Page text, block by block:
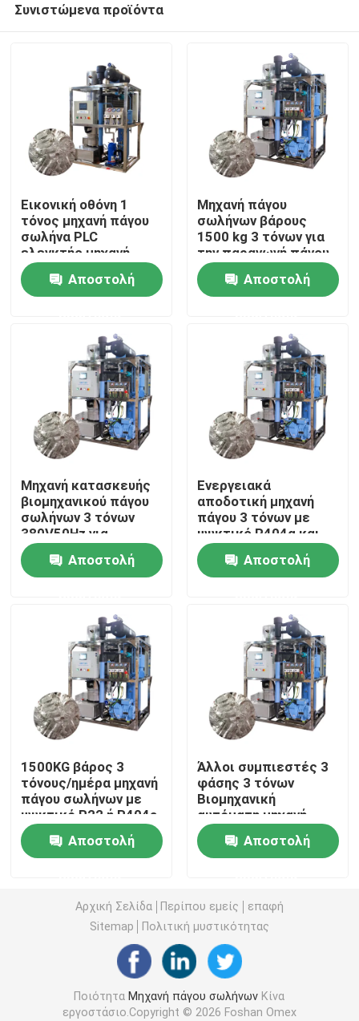
Προϊόντα
Εμφάνιση VR
Σχετικά με εμάς
Επισκέψεις στο εργοστάσιο
Έλεγχος ποιότητας
Επικοινωνήστε μαζί μας
Ζητήστε μια προσφορά
Μεγάλη μηχανή πάγου κύβους
Μηχανή φραγμών πάγου θαλασσινού νερού
Του γλυκού νερού ψυκτική μηχανή νιφάδων
Μηχανή πάγου με νιφάδες θαλασσινού νερού
εμπορική ψυκτική μηχανή κύβων
Μηχανή πάγου με πλάκες
Γρήγορο ψυγείο
Συνιστώμενα προϊόντα
Εικονική οθόνη 1
τόνος μηχανή πάγου
σωλήνα PLC
ελεγκτής μηχανή
πάγου σωλήνα
αυτοματοποιημένη
Αποστολή
Μηχανή πάγου
σωλήνων βάρους
1500 kg 3 τόνων για
την παραγωγή πάγου
τροφίμων σε
πωλήσεις και
απόδοση
Αποστολή
Μηχανή κατασκευής
βιομηχανικού πάγου
σωλήνων 3 τόνων
380V50Hz για
ξενοδοχεία και
εστιατόριαΑποστολή
Ενεργειακά
αποδοτική μηχανή
πάγου 3 τόνων με
ψυκτικό R404α και
μεγάλη
χωρητικότητα
Αποστολή
1500KG βάρος 3
τόνους/ημέρα μηχανή
πάγου σωλήνων με
ψυκτικό R22 ή R404a
Αποστολή
Άλλοι συμπιεστές 3
φάσης 3 τόνων
Βιομηχανική
αυτόματη μηχανή
κατασκευής
σωλήνων πάγου με
προσιτή τιμή
Αποστολή
Αρχική Σελίδα Περίπου εμείς
επαφή
Sitemap
Πολιτική μυστικότητας
Ποιότητα Μηχανή πάγου σωλήνων Κίνα
εργοστάσιο.Copyright © 2026 Foshan Omex